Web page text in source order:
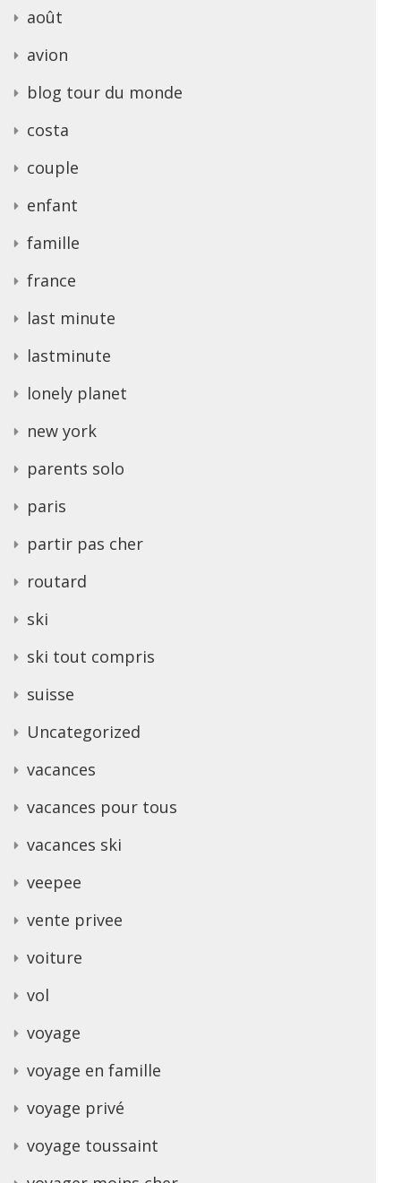
août
avion
blog tour du monde
costa
couple
enfant
famille
france
last minute
lastminute
lonely planet
new york
parents solo
paris
partir pas cher
routard
ski
ski tout compris
suisse
Uncategorized
vacances
vacances pour tous
vacances ski
veepee
vente privee
voiture
vol
voyage
voyage en famille
voyage privé
voyage toussaint